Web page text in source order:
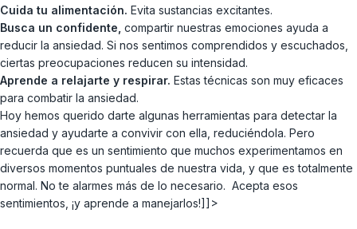
Cuida tu alimentación. Evita sustancias excitantes.
Busca un confidente, compartir nuestras emociones ayuda a
reducir la ansiedad. Si nos sentimos comprendidos y escuchados,
ciertas preocupaciones reducen su intensidad.
Aprende a relajarte y respirar. Estas técnicas son muy eficaces
para combatir la ansiedad.
Hoy hemos querido darte algunas herramientas para detectar la
ansiedad y ayudarte a convivir con ella, reduciéndola. Pero
recuerda que es un sentimiento que muchos experimentamos en
diversos momentos puntuales de nuestra vida, y que es totalmente
normal. No te alarmes más de lo necesario. Acepta esos
sentimientos, ¡y aprende a manejarlos!]]>